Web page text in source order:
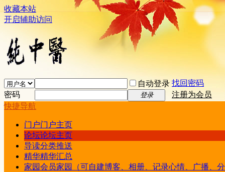
收藏本站
开启辅助访问
自动登录 找回密码
密码
登录
注册为会员
快捷导航
门户门户主页
论坛论坛主页
导读分类推送
精华精华汇总
家园会员家园（可自建博客、相册、记录心情、广播、